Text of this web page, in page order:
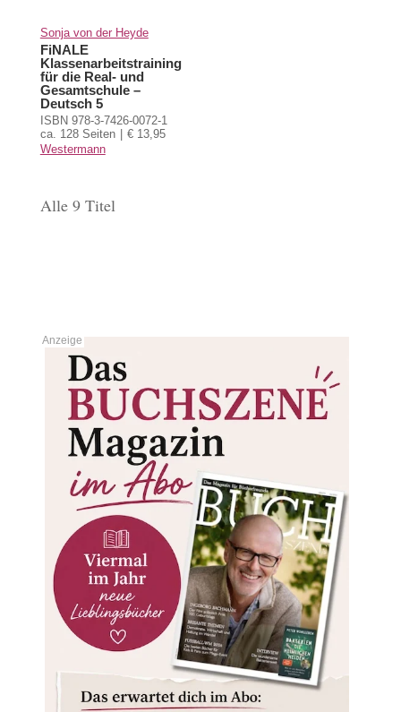
Sonja von der Heyde
FiNALE
Klassenarbeitstraining
für die Real- und
Gesamtschule –
Deutsch 5
ISBN 978-3-7426-0072-1
ca. 128 Seiten
€ 13,95
Westermann
Alle 9 Titel